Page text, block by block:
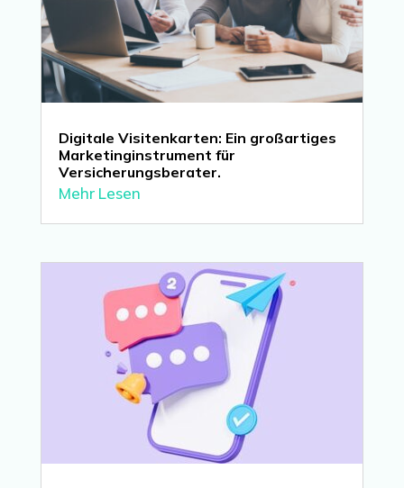
Digitale Visitenkarten: Ein großartiges
Marketinginstrument für
Versicherungsberater.
Mehr Lesen